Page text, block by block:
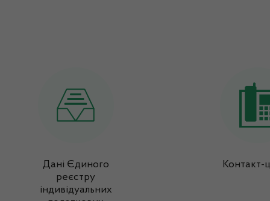
Дані Єдиного
реєстру
індивідуальних
Контакт-